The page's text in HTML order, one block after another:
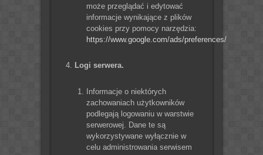
może przeglądać i edytować
informacje wynikające z plików
cookies przy pomocy narzędzia:
https://www.google.com/ads/preferences/
Logi serwera.
Informacje o niektórych
zachowaniach użytkowników
podlegają logowaniu w warstwie
serwerowej. Dane te są
wykorzystywane wyłącznie w
celu administrowania serwisem